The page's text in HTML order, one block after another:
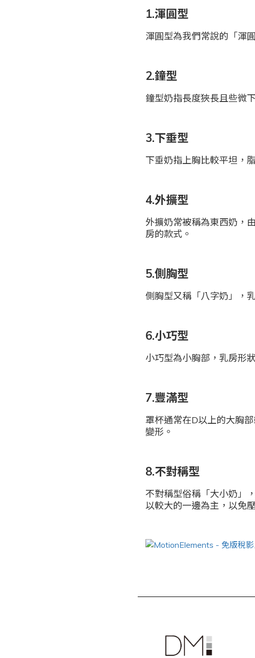
1.渾圓型
渾圓型為我們常說的「渾
2.鐘型
鐘型奶指長度狹長且些微
3.下垂型
下垂奶指上胸比較平坦，
4.外擴型
外擴奶常被稱為東西奶，
房的款式。
5.側胸型
側胸型又稱「八字奶」，
6.小巧型
小巧型為小胸部，乳房形
7.豐滿型
罩杯通常在D以上的大胸
變形。
8.不對稱型
不對稱型俗稱「大小奶」
以較大的一邊為主，以免